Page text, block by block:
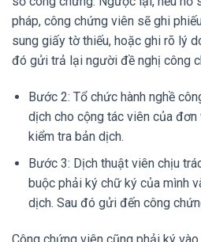
pháp, công chứng viên sẽ ghi
sung giấy tờ thiếu, hoặc ghi rõ lý
đó gửi trả lại người đề nghị công
Bước 2: Tổ chức hành nghề
dịch cho cộng tác viên của
kiểm tra bản dịch.
Bước 3: Dịch thuật viên chịu
buộc phải ký chữ ký của mình
dịch. Sau đó gửi đến công